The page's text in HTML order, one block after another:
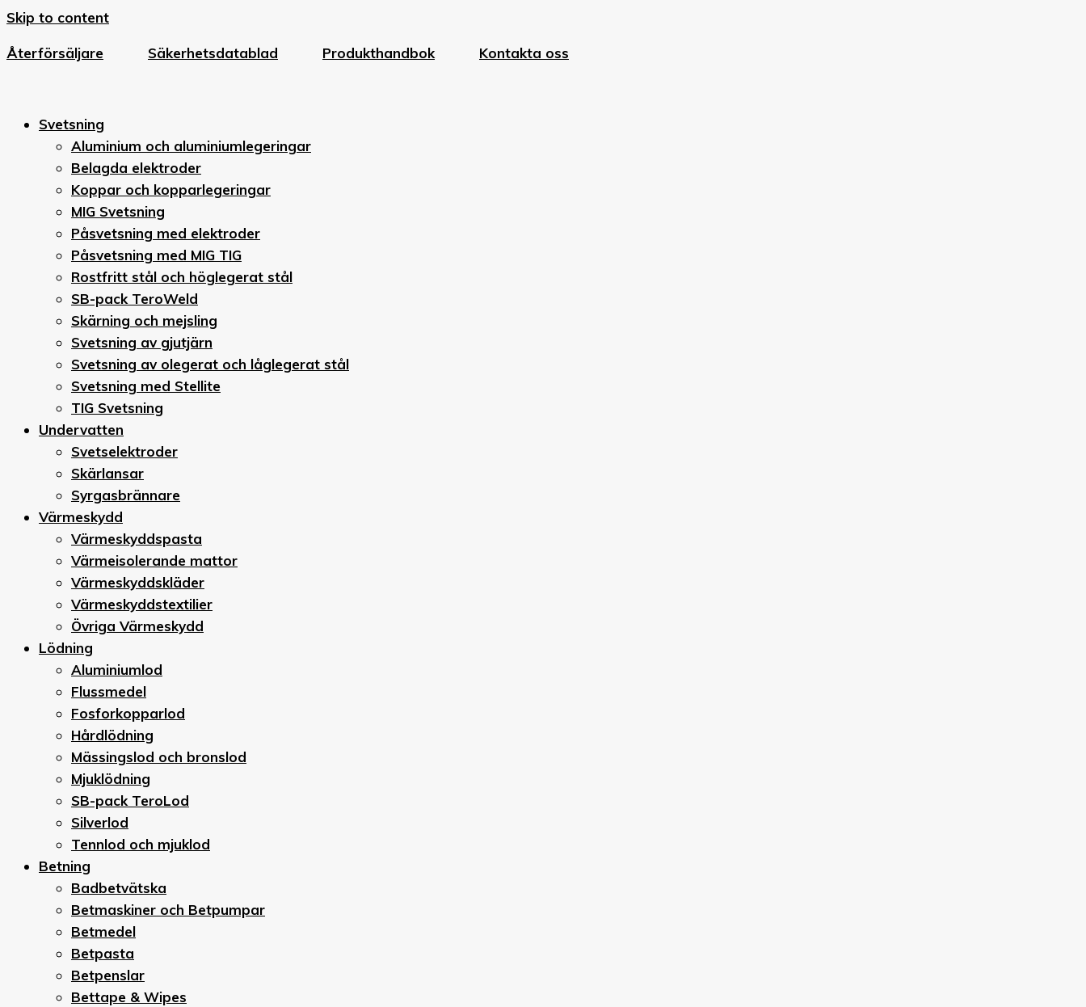
Skip to content
Återförsäljare Säkerhetsdatablad Produkthandbok Kontakta oss
Svetsning
Aluminium och aluminiumlegeringar
Belagda elektroder
Koppar och kopparlegeringar
MIG Svetsning
Påsvetsning med elektroder
Påsvetsning med MIG TIG
Rostfritt stål och höglegerat stål
SB-pack TeroWeld
Skärning och mejsling
Svetsning av gjutjärn
Svetsning av olegerat och låglegerat stål
Svetsning med Stellite
TIG Svetsning
Undervatten
Svetselektroder
Skärlansar
Syrgasbrännare
Värmeskydd
Värmeskyddspasta
Värmeisolerande mattor
Värmeskyddskläder
Värmeskyddstextilier
Övriga Värmeskydd
Lödning
Aluminiumlod
Flussmedel
Fosforkopparlod
Hårdlödning
Mässingslod och bronslod
Mjuklödning
SB-pack TeroLod
Silverlod
Tennlod och mjuklod
Betning
Badbetvätska
Betmaskiner och Betpumpar
Betmedel
Betpasta
Betpenslar
Bettape & Wipes